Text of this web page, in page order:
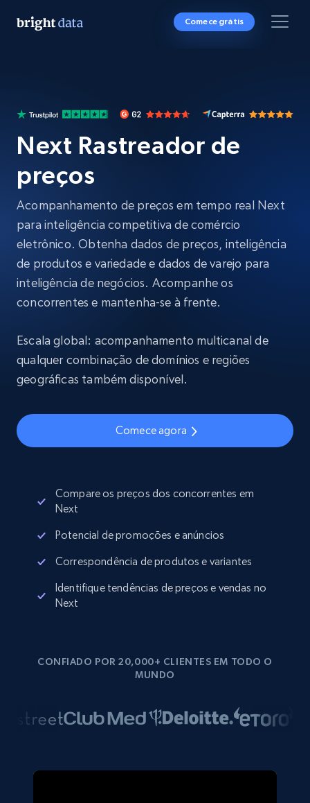
Comece grátis
Next Rastreador de
preços
Acompanhamento de preços em tempo real Next
para inteligência competitiva de comércio
eletrônico. Obtenha dados de preços, inteligência
de produtos e variedade e dados de varejo para
inteligência de negócios. Acompanhe os
concorrentes e mantenha-se à frente.
Escala global: acompanhamento multicanal de
qualquer combinação de domínios e regiões
geográficas também disponível.
Comece agora
Compare os preços dos concorrentes em
Next
Potencial de promoções e anúncios
Correspondência de produtos e variantes
Identifique tendências de preços e vendas no
Next
CONFIADO POR 20,000+ CLIENTES EM TODO O
MUNDO